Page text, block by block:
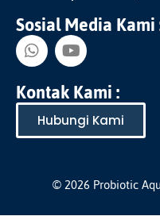
Sosial Media Kami
Kontak Kami :
Hubungi Kami
© 2026 Probiotic